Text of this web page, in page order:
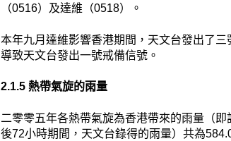
（0516）及達維（0518）。
本年九月達維影響香港期間，天文台發出了
導致天文台發出一號戒備信號。
2.1.5 熱帶氣旋的雨量
二零零五年各熱帶氣旋為香港帶來的雨量（
後72小時期間，天文台錄得的雨量）共為